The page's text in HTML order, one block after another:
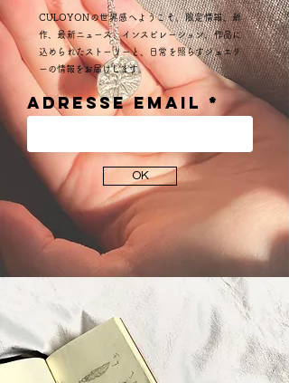
CULOYONの世界感へようこそ。限定情報、新
作、最新ニュース、インスピレーション、作品に
込められたストーリーと、日常を照らすジュエリ
ーの情報をお届けします。
Adresse email
OK